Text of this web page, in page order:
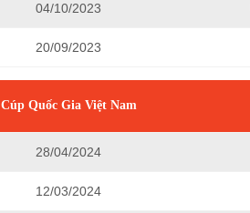
04/10/2023
20/09/2023
Cúp Quốc Gia Việt Nam
28/04/2024
12/03/2024